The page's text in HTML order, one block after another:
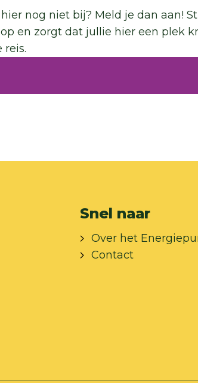
nog niet bij? Meld je dan aan!
en zorgt dat jullie hier een plek
reis.
Snel naar
Over het
Contact